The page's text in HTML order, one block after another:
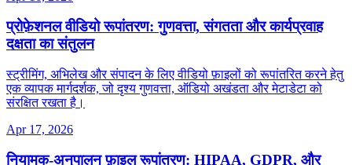
प्रोफ़ेशनल वीडियो रूपांतरण: गुणवत्ता, संगतता और कार्यप्रवाह
दक्षता का संतुलन
स्ट्रीमिंग, अभिलेख और संपादन के लिए वीडियो फ़ाइलों को रूपांतरित करने हेतु
एक व्यापक मार्गदर्शक, जो दृश्य गुणवत्ता, ऑडियो अखंडता और मेटाडेटा को
संरक्षित रखता है।
Apr 17, 2026
नियामक‑अनुपालन फ़ाइल रूपांतरण: HIPAA, GDPR, और